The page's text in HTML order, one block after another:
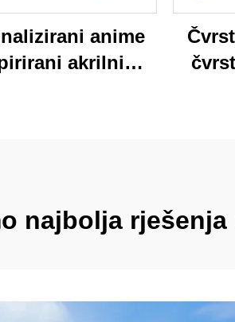
anime
akrilni
najbolja rješenja